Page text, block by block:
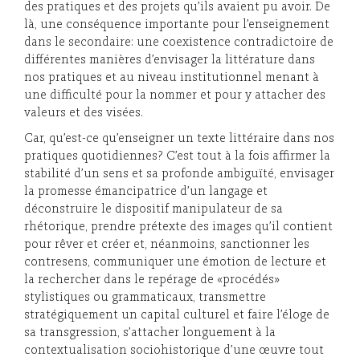
des pratiques et des projets qu’ils avaient pu avoir. De
là, une conséquence importante pour l’enseignement
dans le secondaire: une coexistence contradictoire de
différentes manières d’envisager la littérature dans
nos pratiques et au niveau institutionnel menant à
une difficulté pour la nommer et pour y attacher des
valeurs et des visées.
Car, qu’est-ce qu’enseigner un texte littéraire dans nos
pratiques quotidiennes? C’est tout à la fois affirmer la
stabilité d’un sens et sa profonde ambiguïté, envisager
la promesse émancipatrice d’un langage et
déconstruire le dispositif manipulateur de sa
rhétorique, prendre prétexte des images qu’il contient
pour rêver et créer et, néanmoins, sanctionner les
contresens, communiquer une émotion de lecture et
la rechercher dans le repérage de «procédés»
stylistiques ou grammaticaux, transmettre
stratégiquement un capital culturel et faire l’éloge de
sa transgression, s’attacher longuement à la
contextualisation sociohistorique d’une œuvre tout